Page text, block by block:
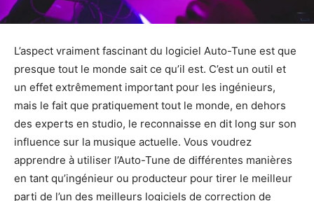
L’aspect vraiment fascinant du logiciel Auto-Tune est que
presque tout le monde sait ce qu’il est. C’est un outil et
un effet extrêmement important pour les ingénieurs,
mais le fait que pratiquement tout le monde, en dehors
des experts en studio, le reconnaisse en dit long sur son
influence sur la musique actuelle. Vous voudrez
apprendre à utiliser l’Auto-Tune de différentes manières
en tant qu’ingénieur ou producteur pour tirer le meilleur
parti de l’un des meilleurs logiciels de correction de